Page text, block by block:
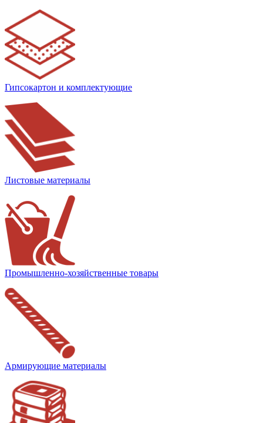
Гипсокартон и комплектующие
Листовые материалы
Промышленно-хозяйственные товары
Армирующие материалы